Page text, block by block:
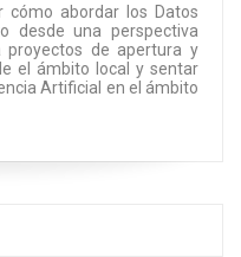
cómo abordar los Datos
desde una perspectiva
de apertura y
el ámbito local y sentar
Artificial en el ámbito